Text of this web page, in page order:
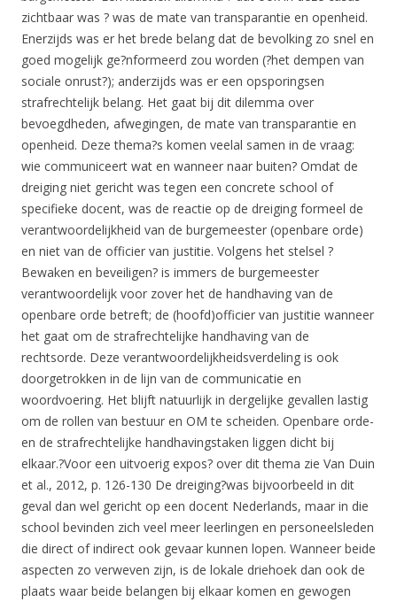
zichtbaar was ? was de mate van transparantie en openheid.
Enerzijds was er het brede belang dat de bevolking zo snel en
goed mogelijk ge?nformeerd zou worden (?het dempen van
sociale onrust?); anderzijds was er een opsporingsen
strafrechtelijk belang. Het gaat bij dit dilemma over
bevoegdheden, afwegingen, de mate van transparantie en
openheid. Deze thema?s komen veelal samen in de vraag:
wie communiceert wat en wanneer naar buiten? Omdat de
dreiging niet gericht was tegen een concrete school of
specifieke docent, was de reactie op de dreiging formeel de
verantwoordelijkheid van de burgemeester (openbare orde)
en niet van de officier van justitie. Volgens het stelsel ?
Bewaken en beveiligen? is immers de burgemeester
verantwoordelijk voor zover het de handhaving van de
openbare orde betreft; de (hoofd)officier van justitie wanneer
het gaat om de strafrechtelijke handhaving van de
rechtsorde. Deze verantwoordelijkheidsverdeling is ook
doorgetrokken in de lijn van de communicatie en
woordvoering. Het blijft natuurlijk in dergelijke gevallen lastig
om de rollen van bestuur en OM te scheiden. Openbare orde-
en de strafrechtelijke handhavingstaken liggen dicht bij
elkaar.?Voor een uitvoerig expos? over dit thema zie Van Duin
et al., 2012, p. 126-130 De dreiging?was bijvoorbeeld in dit
geval dan wel gericht op een docent Nederlands, maar in die
school bevinden zich veel meer leerlingen en personeelsleden
die direct of indirect ook gevaar kunnen lopen. Wanneer beide
aspecten zo verweven zijn, is de lokale driehoek dan ook de
plaats waar beide belangen bij elkaar komen en gewogen